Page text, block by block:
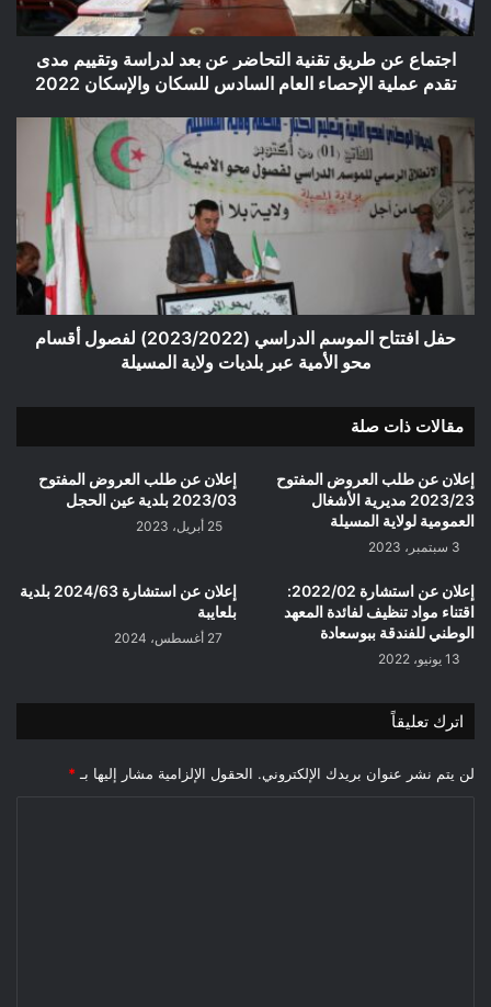
لدراسة
وتقييم
مدى
تقدم
العام
السادس
للسكان
والإسكان
2022
اجتماع عن طريق تقنية التحاضر عن بعد لدراسة وتقييم مدى
تقدم عملية الإحصاء العام السادس للسكان والإسكان 2022
حفل
افتتاح
الموسم
الدراسي
(2023/2022)
لفصول
أقسام
محو
الأمية
عبر
المسيلة
حفل افتتاح الموسم الدراسي (2023/2022) لفصول أقسام
محو الأمية عبر بلديات ولاية المسيلة
مقالات ذات صلة
إعلان عن طلب العروض المفتوح
2023/23 مديرية الأشغال
العمومية لولاية المسيلة
3 سبتمبر، 2023
إعلان عن طلب العروض المفتوح
2023/03 بلدية عين الحجل
25 أبريل، 2023
إعلان عن استشارة 2022/02:
اقتناء مواد تنظيف لفائدة المعهد
الوطني للفندقة ببوسعادة
13 يونيو، 2022
إعلان عن استشارة 2024/63 بلدية
بلعايبة
27 أغسطس، 2024
اترك تعليقاً
لن يتم نشر عنوان بريدك الإلكتروني. الحقول الإلزامية مشار إليها بـ *